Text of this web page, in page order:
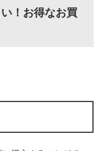
！お得なお買